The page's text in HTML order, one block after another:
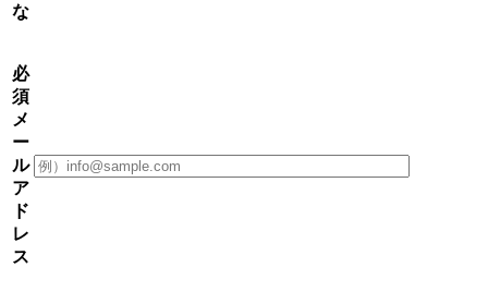
な
必
須
メ
ー
ル
ア
ド
レ
ス